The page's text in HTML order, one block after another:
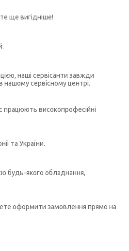
ще вигідніше!
наші сервісанти завжди
сервісному центрі.
працюють високопрофесійні
та України.
будь-якого обладнання,
оформити замовлення прямо на